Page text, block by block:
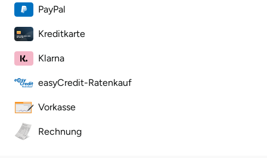
PayPal
Kreditkarte
Klarna
easyCredit-Ratenkauf
Vorkasse
Rechnung
Mettingen
Moers
Märkisch-Oderland
München